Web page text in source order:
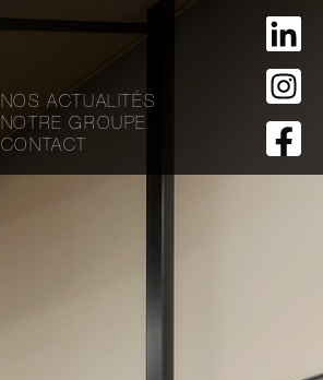
NOS ACTUALITÉS
NOTRE GROUPE
CONTACT